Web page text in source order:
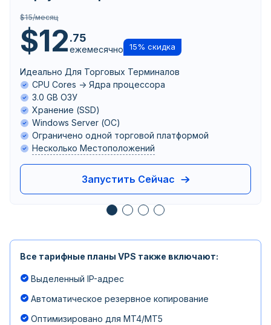
$15/месяц
$12.75
ежемесячно 15% скидка
Идеально Для Торговых Терминалов
CPU Cores -> Ядра процессора
3.0 GB ОЗУ
Хранение (SSD)
Windows Server (ОС)
Ограничено одной торговой платформой
Несколько Местоположений
Запустить Сейчас
Все тарифные планы VPS также включают:
Выделенный IP-адрес
Автоматическое резервное копирование
Оптимизировано для MT4/MT5